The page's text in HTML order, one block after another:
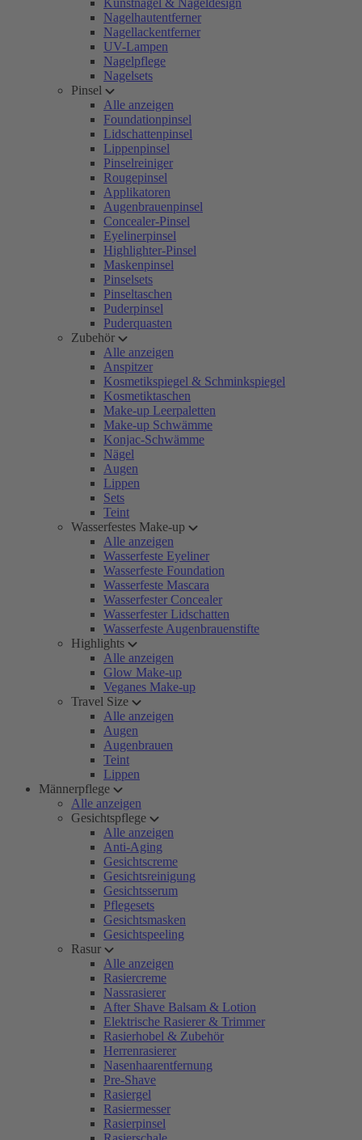
Kunstnägel & Nageldesign
Nagelhautentferner
Nagellackentferner
UV-Lampen
Nagelpflege
Nagelsets
Pinsel
Alle anzeigen
Foundationpinsel
Lidschattenpinsel
Lippenpinsel
Pinselreiniger
Rougepinsel
Applikatoren
Augenbrauenpinsel
Concealer-Pinsel
Eyelinerpinsel
Highlighter-Pinsel
Maskenpinsel
Pinselsets
Pinseltaschen
Puderpinsel
Puderquasten
Zubehör
Alle anzeigen
Anspitzer
Kosmetikspiegel & Schminkspiegel
Kosmetiktaschen
Make-up Leerpaletten
Make-up Schwämme
Konjac-Schwämme
Nägel
Augen
Lippen
Sets
Teint
Wasserfestes Make-up
Alle anzeigen
Wasserfeste Eyeliner
Wasserfeste Foundation
Wasserfeste Mascara
Wasserfester Concealer
Wasserfester Lidschatten
Wasserfeste Augenbrauenstifte
Highlights
Alle anzeigen
Glow Make-up
Veganes Make-up
Travel Size
Alle anzeigen
Augen
Augenbrauen
Teint
Lippen
Männerpflege
Alle anzeigen
Gesichtspflege
Alle anzeigen
Anti-Aging
Gesichtscreme
Gesichtsreinigung
Gesichtsserum
Pflegesets
Gesichtsmasken
Gesichtspeeling
Rasur
Alle anzeigen
Rasiercreme
Nassrasierer
After Shave Balsam & Lotion
Elektrische Rasierer & Trimmer
Rasierhobel & Zubehör
Herrenrasierer
Nasenhaarentfernung
Pre-Shave
Rasiergel
Rasiermesser
Rasierpinsel